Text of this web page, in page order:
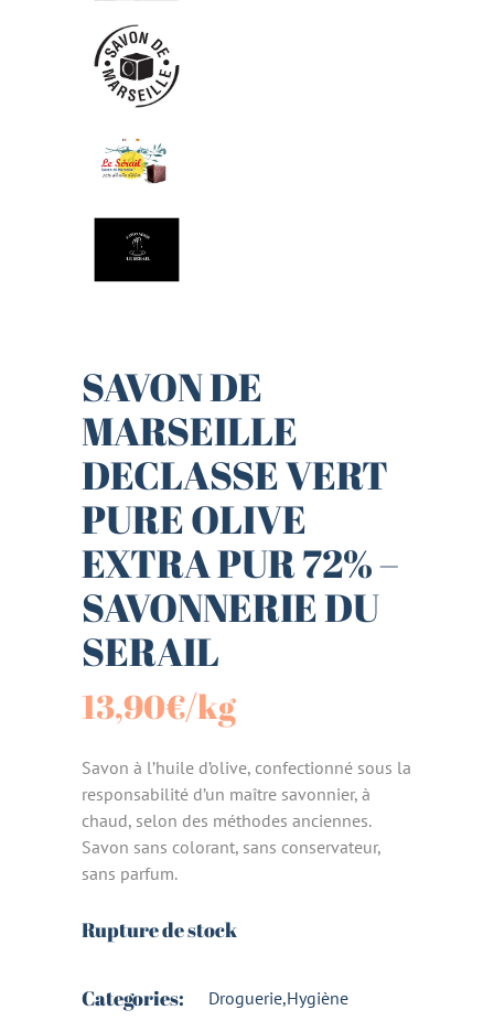
SAVON DE
MARSEILLE
DECLASSE VERT
PURE OLIVE
EXTRA PUR 72% –
SAVONNERIE DU
SERAIL
13,90€/kg
Savon à l’huile d’olive, confectionné sous la
responsabilité d’un maître savonnier, à
chaud, selon des méthodes anciennes.
Savon sans colorant, sans conservateur,
sans parfum.
Rupture de stock
Categories: Droguerie,Hygiène